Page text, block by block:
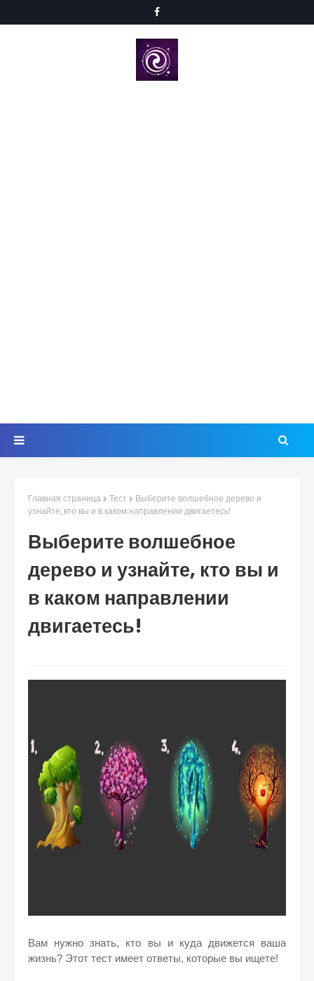
Главная страница Тест
Выберите волшебное дерево и
узнайте, кто вы и в каком направлении двигаетесь!
Выберите волшебное
дерево и узнайте, кто вы и
в каком направлении
двигаетесь!
Вам нужно знать, кто вы и куда движется ваша
жизнь? Этот тест имеет ответы, которые вы ищете!